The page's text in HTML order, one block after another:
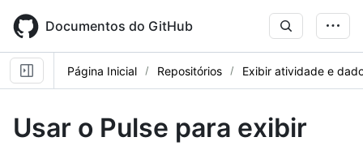
main
content
Documentos do GitHub
Página Inicial Repositórios Exibir atividade e
Usar o Pulse para exibir